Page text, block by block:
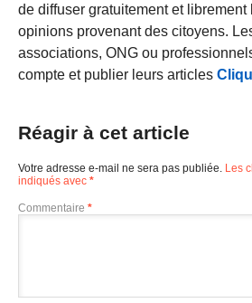
de diffuser gratuitement et librement
opinions provenant des citoyens.
associations, ONG ou
compte et publier leurs articles
Réagir à cet article
Votre adresse e-mail ne sera pas publiée. Les
indiqués avec *
Commentaire *